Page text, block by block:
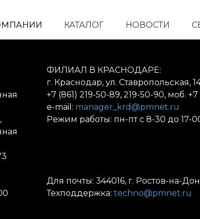
КАТАЛОГ НОВОСТИ
ФИЛИАЛ В КРАСНОДАРЕ:
г. Краснодар, ул. Ставропольская,
+7 (861) 219-50-89, 219-50-90, моб.
e-mail: manager_krd@pmnet.ru
Режим работы: пн-пт с 8-30 до 17-
Для почты: 344016, г. Ростов-на-
Техподдержка: techno@pmnet.ru